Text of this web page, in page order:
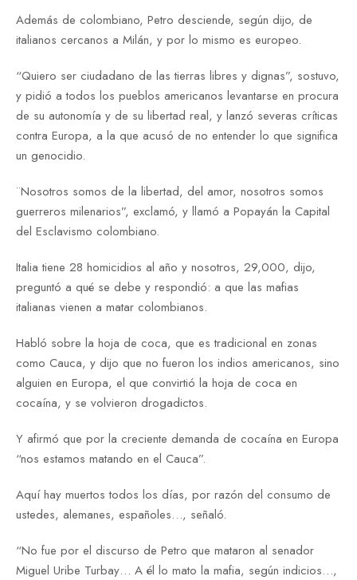
Además de colombiano, Petro desciende, según dijo, de
italianos cercanos a Milán, y por lo mismo es europeo.
“Quiero ser ciudadano de las tierras libres y dignas”, sostuvo,
y pidió a todos los pueblos americanos levantarse en procura
de su autonomía y de su libertad real, y lanzó severas críticas
contra Europa, a la que acusó de no entender lo que significa
un genocidio.
¨Nosotros somos de la libertad, del amor, nosotros somos
guerreros milenarios”, exclamó, y llamó a Popayán la Capital
del Esclavismo colombiano.
Italia tiene 28 homicidios al año y nosotros, 29,000, dijo,
preguntó a qué se debe y respondió: a que las mafias
italianas vienen a matar colombianos.
Habló sobre la hoja de coca, que es tradicional en zonas
como Cauca, y dijo que no fueron los indios americanos, sino
alguien en Europa, el que convirtió la hoja de coca en
cocaína, y se volvieron drogadictos.
Y afirmó que por la creciente demanda de cocaína en Europa
“nos estamos matando en el Cauca”.
Aquí hay muertos todos los días, por razón del consumo de
ustedes, alemanes, españoles…, señaló.
“No fue por el discurso de Petro que mataron al senador
Miguel Uribe Turbay… A él lo mato la mafia, según indicios…,